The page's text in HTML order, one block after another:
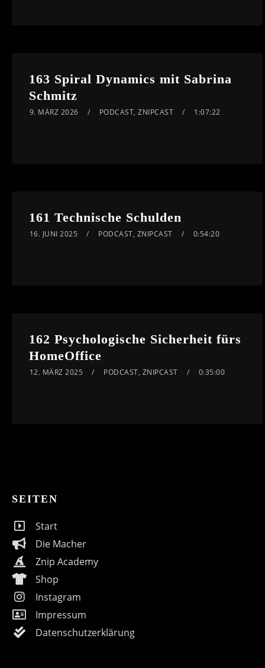
163 Spiral Dynamics mit Sabrina
Schmitz
9. MÄRZ 2026 PODCAST,ZNIPCAST 1:07:22
161 Technische Schulden
16. JUNI 2025 PODCAST, ZNIPCAST 0:54:20
162 Psychologische Sicherheit fürs
HomeOffice
12. MÄRZ 2025 PODCAST, ZNIPCAST 0:35:00
SEITEN
Start
Die Macher
Znip Academy
Shop
Instagram
Impressum
Datenschutzerklärung